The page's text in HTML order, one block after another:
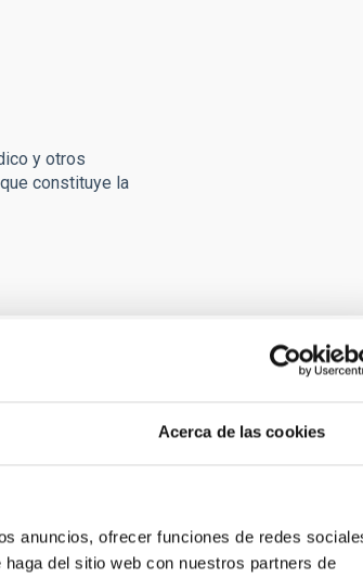
Acerca de las cookies
anuncios, ofrecer funciones de redes
del sitio web con nuestros partners de
y otros
constituye la
Isaac Newton entre el Instituto
Organisatie voor